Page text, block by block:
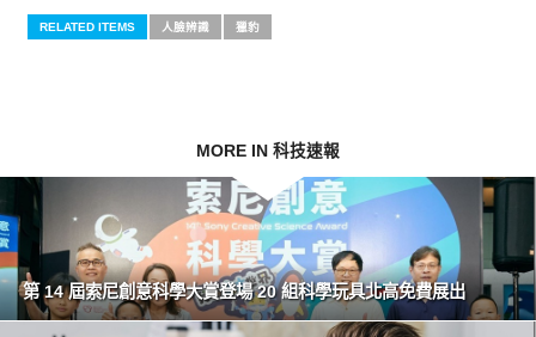
RELATED ITEMS 人臉辨識 獵豹
MORE IN 科技速報
第 14 屆索尼創意科學大賞登場 20 組科學玩具北高免費展出